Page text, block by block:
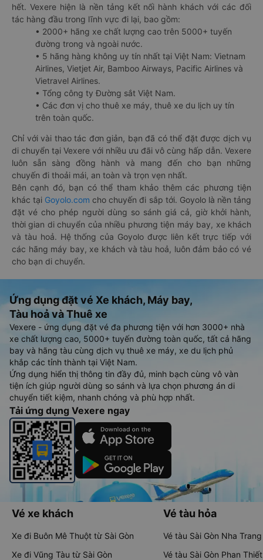
hết. Vexere hiện là nền tảng kết nối hành khách với các đối
tác hàng đầu trong lĩnh vực đi lại, bao gồm:
• 2000+ hãng xe chất lượng cao trên 5000+ tuyến
đường trong và ngoài nước.
• 5 hãng hàng không uy tín nhất tại Việt Nam: Vietnam
Airlines, Vietjet Air, Bamboo Airways, Pacific Airlines và
Vietravel Airlines.
• Tổng công ty Đường sắt Việt Nam.
• Các đơn vị cho thuê xe máy, thuê xe du lịch uy tín
trên toàn quốc.
Chỉ với vài thao tác đơn giản, bạn đã có thể đặt được dịch vụ
di chuyển tại Vexere với nhiều ưu đãi vô cùng hấp dẫn. Vexere
luôn sẵn sàng đồng hành và mang đến cho bạn những
chuyến đi thoải mái, an toàn và trọn vẹn nhất.
Bên cạnh đó, bạn có thể tham khảo thêm các phương tiện
khác tại Goyolo.com cho chuyến đi sắp tới. Goyolo là nền tảng
đặt vé cho phép người dùng so sánh giá cả, giờ khởi hành,
thời gian di chuyển của nhiều phương tiện máy bay, xe khách
và tàu hoả. Hệ thống của Goyolo được liên kết trực tiếp với
các hãng máy bay, xe khách và tàu hoả, luôn đảm bảo có vé
cho bạn di chuyển.
Ứng dụng đặt vé Xe khách, Máy bay,
Tàu hoả và Thuê xe
Vexere - ứng dụng đặt vé đa phương tiện với hơn 3000+ nhà
xe chất lượng cao, 5000+ tuyến đường toàn quốc, tất cả hãng
bay và hãng tàu cùng dịch vụ thuê xe máy, xe du lịch phủ
khắp các tỉnh thành tại Việt Nam.
Ứng dụng hiển thị thông tin đầy đủ, minh bạch cùng vô vàn
tiện ích giúp người dùng so sánh và lựa chọn phương án di
chuyển tiết kiệm, nhanh chóng và phù hợp nhất.
Tải ứng dụng Vexere ngay
Vé xe khách
Xe đi Buôn Mê Thuột từ Sài Gòn
Xe đi Vũng Tàu từ Sài Gòn
Vé tàu hỏa
Vé tàu Sài Gòn Nha Trang
Vé tàu Sài Gòn Phan Thiết